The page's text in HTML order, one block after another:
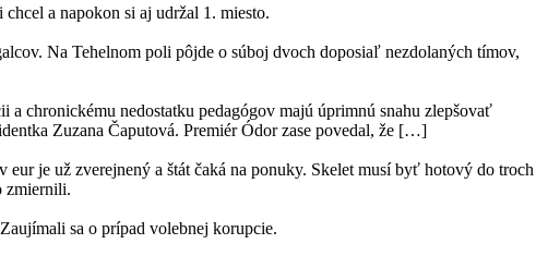
a napokon si aj udržal 1. miesto.
Na Tehelnom poli pôjde o súboj dvoch doposiaľ nezdolaných tímov,
chronickému nedostatku pedagógov majú úprimnú snahu zlepšovať
Zuzana Čaputová. Premiér Ódor zase povedal, že […]
je už zverejnený a štát čaká na ponuky. Skelet musí byť hotový do troch
zmiernili.
sa o prípad volebnej korupcie.